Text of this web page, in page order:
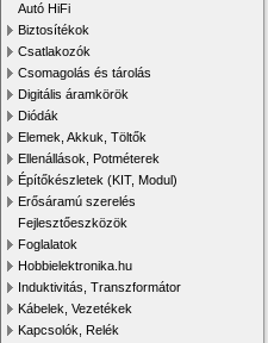
Autó HiFi
Biztosítékok
Csatlakozók
Csomagolás és tárolás
Digitális áramkörök
Diódák
Elemek, Akkuk, Töltők
Ellenállások, Potméterek
Építőkészletek (KIT, Modul)
Erősáramú szerelés
Fejlesztőeszközök
Foglalatok
Hobbielektronika.hu
Induktivitás, Transzformátor
Kábelek, Vezetékek
Kapcsolók, Relék